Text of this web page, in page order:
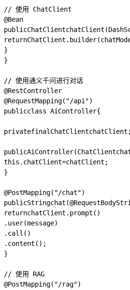
// 使用 ChatClient
@Bean
publicChatClientchatClient (
returnChatClient . builder(
}
}
// 使用通义千问进行对话
@RestController
@RequestMapping( "/api")
publicclass AiController{
privatefinal ChatClientchatClient ;
publicAiController(ChatClient
this . chatClient=chatClient ;
}
@PostMapping( "/chat")
publicStringchat (@RequestBody
returnchatClient . prompt ()
. user(message)
. call ()
. content ();
}
// 使用 RAG
@PostMapping( "/rag")